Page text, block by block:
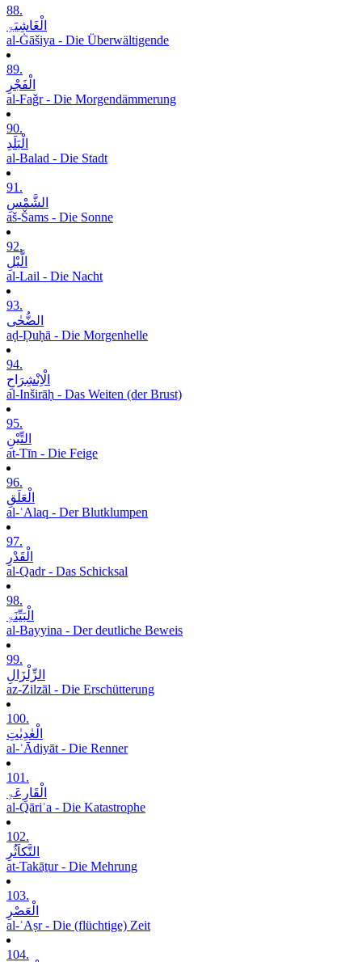
88.
الْغَاشِیَۃِ
al-Ġāšiya - Die Überwältigende
89.
الْفَجْرِ
al-Faǧr - Die Morgendämmerung
90.
الْبَلَدِ
al-Balad - Die Stadt
91.
الشَّمْسِ
aš-Šams - Die Sonne
92.
الَّیْلِ
al-Lail - Die Nacht
93.
الضُّحٰی
aḍ-Ḍuḥā - Die Morgenhelle
94.
الْاِنْشِرَاحِ
al-Inširāḥ - Das Weiten (der Brust)
95.
التِّیْنِ
at-Tīn - Die Feige
96.
الْعَلَقِ
al-ʿAlaq - Der Blutklumpen
97.
الْقَدْرِ
al-Qadr - Das Schicksal
98.
الْبَیِّنَۃِ
al-Bayyina - Der deutliche Beweis
99.
الزِّلْزَالِ
az-Zilzāl - Die Erschütterung
100.
الْعٰدِیٰتِ
al-ʿĀdiyāt - Die Renner
101.
الْقَارِعَۃِ
al-Qāriʿa - Die Katastrophe
102.
التَّکاَثُرِ
at-Takāṯur - Die Mehrung
103.
الْعَصْرِ
al-ʿAṣr - Die (flüchtige) Zeit
104.